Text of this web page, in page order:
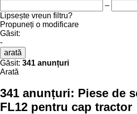
–
Lipsește vreun filtru?
Propuneți o modificare
Găsit:
-
arată
Găsit: 341 anunțuri
Arată
341 anunțuri: Piese de
FL12 pentru cap tractor